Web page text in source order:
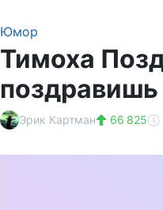
Юмор
Тимоха
поздравишь
Эрик Картман 66 825